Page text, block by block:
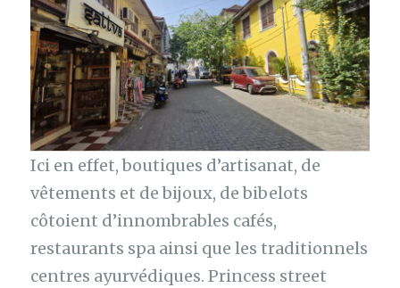
Ici en effet, boutiques d’artisanat, de
vêtements et de bijoux, de bibelots
côtoient d’innombrables cafés,
restaurants spa ainsi que les traditionnels
centres ayurvédiques. Princess street